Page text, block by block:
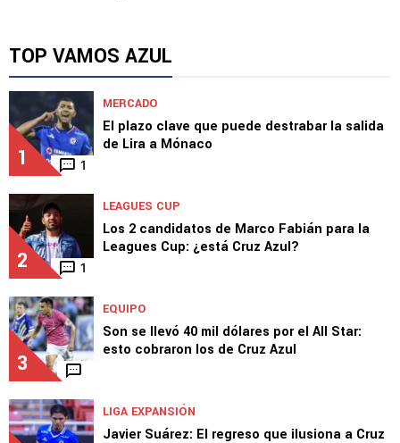
TOP VAMOS AZUL
1 1
MERCADO
El plazo clave que puede destrabar la salida
de Lira a Mónaco
2 1
LEAGUES CUP
Los 2 candidatos de Marco Fabián para la
Leagues Cup: ¿está Cruz Azul?
3
EQUIPO
Son se llevó 40 mil dólares por el All Star:
esto cobraron los de Cruz Azul
LIGA EXPANSIÓN
Javier Suárez: El regreso que ilusiona a Cruz